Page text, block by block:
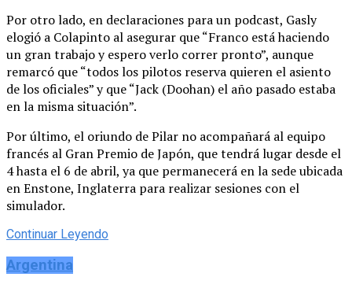
Por otro lado, en declaraciones para un podcast, Gasly
elogió a Colapinto al asegurar que “Franco está haciendo
un gran trabajo y espero verlo correr pronto”, aunque
remarcó que “todos los pilotos reserva quieren el asiento
de los oficiales” y que “Jack (Doohan) el año pasado estaba
en la misma situación”.
Por último, el oriundo de Pilar no acompañará al equipo
francés al Gran Premio de Japón, que tendrá lugar desde el
4 hasta el 6 de abril, ya que permanecerá en la sede ubicada
en Enstone, Inglaterra para realizar sesiones con el
simulador.
Continuar Leyendo
Argentina